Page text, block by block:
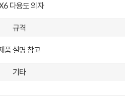
다용도 의자
규격
품 설명 참고
기타